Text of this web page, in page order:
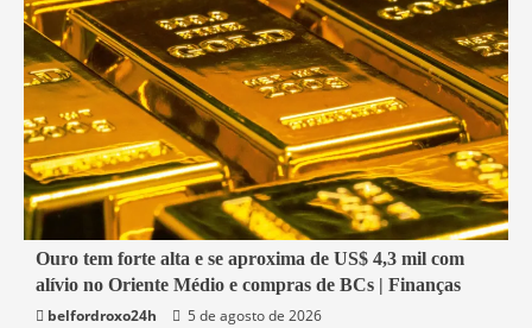
1 min read
Economia
Ouro tem forte alta e se aproxima de US$ 4,3 mil com
alívio no Oriente Médio e compras de BCs | Finanças
belfordroxo24h
5 de agosto de 2026